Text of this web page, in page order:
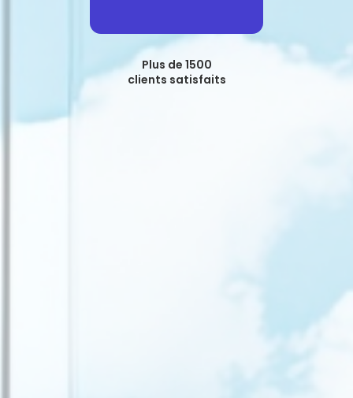
Plus de 1500
clients satisfaits